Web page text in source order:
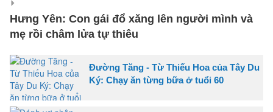
Hưng Yên: Con gái đổ xăng lên người mình và
mẹ rồi châm lửa tự thiêu
Đường Tăng - Từ Thiếu Hoa của Tây Du
Ký: Chạy ăn từng bữa ở tuổi 60